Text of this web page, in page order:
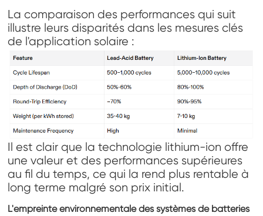
La comparaison des performances qui suit
illustre leurs disparités dans les mesures clés
de l'application solaire :
Il est clair que la technologie lithium-ion offre
une valeur et des performances supérieures
au fil du temps, ce qui la rend plus rentable à
long terme malgré son prix initial.
L'empreinte environnementale des systèmes de batteries